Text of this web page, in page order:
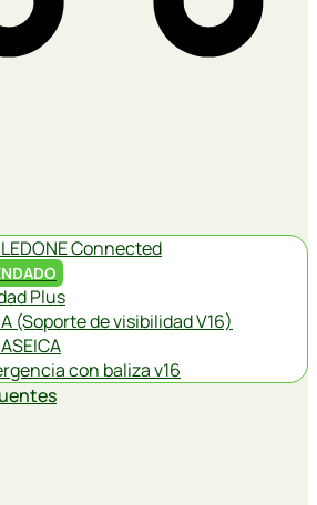
Connected
Plus
(Soporte de visibilidad V16)
con baliza v16